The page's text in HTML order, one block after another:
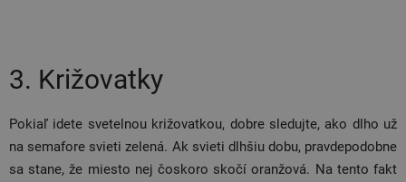
3. Križovatky
Pokiaľ idete svetelnou križovatkou, dobre sledujte, ako dlho už
na semafore svieti zelená. Ak svieti dlhšiu dobu, pravdepodobne
sa stane, že miesto nej čoskoro skočí oranžová. Na tento fakt